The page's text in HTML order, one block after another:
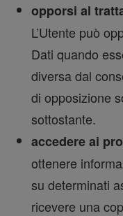
opporsi al
L’Utente può
Dati quando
diversa dal
di opposizione
sottostante.
accedere ai
ottenere
su determinati
ricevere una